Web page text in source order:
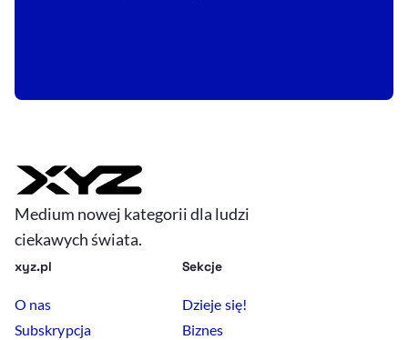
Medium nowej kategorii dla ludzi
ciekawych świata.
xyz.pl
O nas
Subskrypcja
Sekcje
Dzieje się!
Biznes